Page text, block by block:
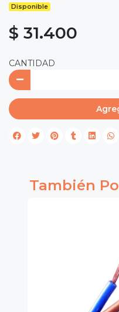
Disponible
$ 31.400
CANTIDAD
También